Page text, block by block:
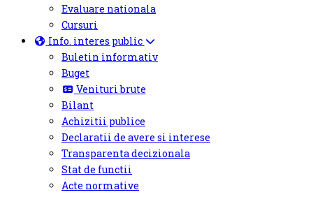
Evaluare nationala
Cursuri
Info. interes public
Buletin informativ
Buget
Venituri brute
Bilant
Achizitii publice
Declaratii de avere si interese
Transparenta decizionala
Stat de functii
Acte normative